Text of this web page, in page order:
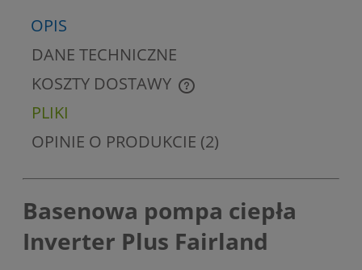
OPIS
DANE TECHNICZNE
KOSZTY DOSTAWY
CENA NIE ZAWIERA EWENTUALNYCH KOSZTÓW
PŁATNOŚCI
PLIKI
OPINIE O PRODUKCIE (2)
Basenowa pompa ciepła
Inverter Plus Fairland